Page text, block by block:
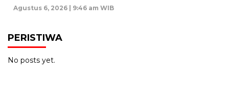
Agustus 6, 2026 | 9:46 am WIB
PERISTIWA
No posts yet.